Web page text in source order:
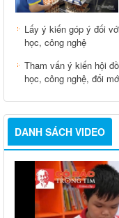
Lấy ý kiến góp ý đối
học, công nghệ
Tham vấn ý kiến hội
học, công nghệ, đổi
DANH SÁCH VIDEO